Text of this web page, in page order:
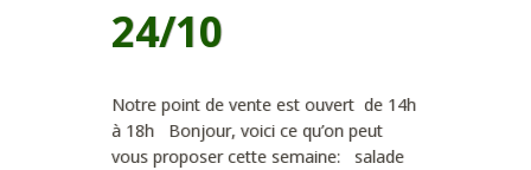
24/10
Notre point de vente est ouvert de 14h
à 18h Bonjour, voici ce qu’on peut
vous proposer cette semaine: salade